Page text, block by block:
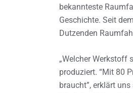
bekannteste
Geschichte. Seit
Dutzenden
„Welcher Werkstoff
produziert. “Mit 80
braucht”, erklärt